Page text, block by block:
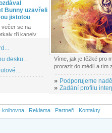
Bunny uzavřeli
jistotou
večer se na
tři kapely...
desku...
Víme, jak je těžké pro
prorazit do médií a tím
» Podporujeme
» Zadání profilu
knihovna Reklama Partneři Kontakty